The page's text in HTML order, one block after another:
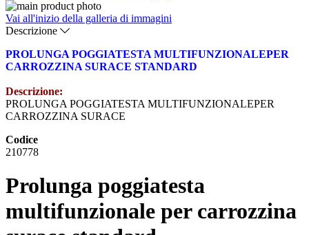
Vai all'inizio della galleria di immagini
Descrizione
PROLUNGA POGGIATESTA MULTIFUNZIONALEPER
CARROZZINA SURACE STANDARD
Descrizione:
PROLUNGA POGGIATESTA MULTIFUNZIONALEPER
CARROZZINA SURACE
Codice
210778
Prolunga poggiatesta
multifunzionale per carrozzina